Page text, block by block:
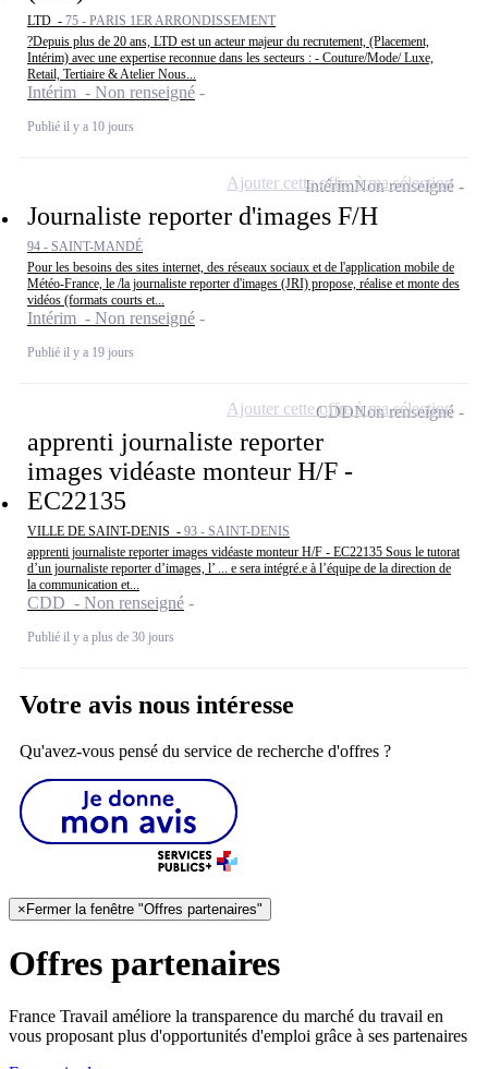
LTD - 75 - PARIS 1ER ARRONDISSEMENT
?Depuis plus de 20 ans, LTD est un acteur majeur du recrutement, (Placement,
Intérim) avec une expertise reconnue dans les secteurs : - Couture/Mode/ Luxe,
Retail, Tertiaire & Atelier Nous...
Intérim - Non renseigné
Publié il y a 10 jours
Journaliste reporter d'images F/H
94 - SAINT-MANDÉ
Pour les besoins des sites internet, des réseaux sociaux et de l'application mobile de
Météo-France, le /la journaliste reporter d'images (JRI) propose, réalise et monte des
vidéos (formats courts et...
Intérim - Non renseigné
Publié il y a 19 jours
IntérimNon renseigné
Ajouter cette offre à ma sélection
apprenti journaliste reporter
images vidéaste monteur H/F -
EC22135
VILLE DE SAINT-DENIS - 93 - SAINT-DENIS
apprenti journaliste reporter images vidéaste monteur H/F - EC22135 Sous le tutorat
d’un journaliste reporter d’images, l’ ... e sera intégré.e à l’équipe de la direction de
la communication et...
CDD - Non renseigné
Publié il y a plus de 30 jours
CDDNon renseigné
Ajouter cette offre à ma sélection
Votre avis nous intéresse
Qu'avez-vous pensé du service de recherche d'offres ?
×Fermer la fenêtre "Offres partenaires"
Offres partenaires
France Travail améliore la transparence du marché du travail en
vous proposant plus d'opportunités d'emploi grâce à ses partenaires